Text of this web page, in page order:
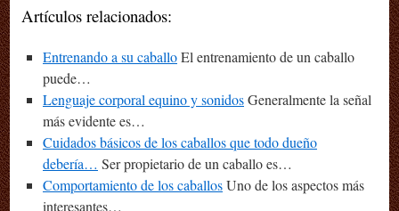
Artículos relacionados:
Entrenando a su caballoEl entrenamiento de un caballo
puede…
Lenguaje corporal equino y sonidosGeneralmente la señal
más evidente es…
Cuidados básicos de los caballos que todo dueño
debería… Ser propietario de un caballo es…
Comportamiento de los caballosUno de los aspectos más
interesantes…